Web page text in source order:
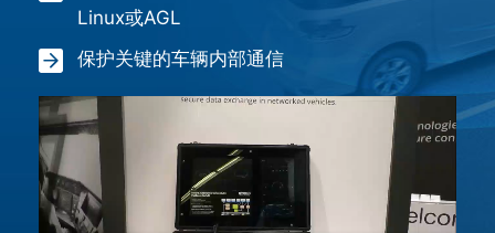
Linux或AGL
保护关键的车辆内部通信